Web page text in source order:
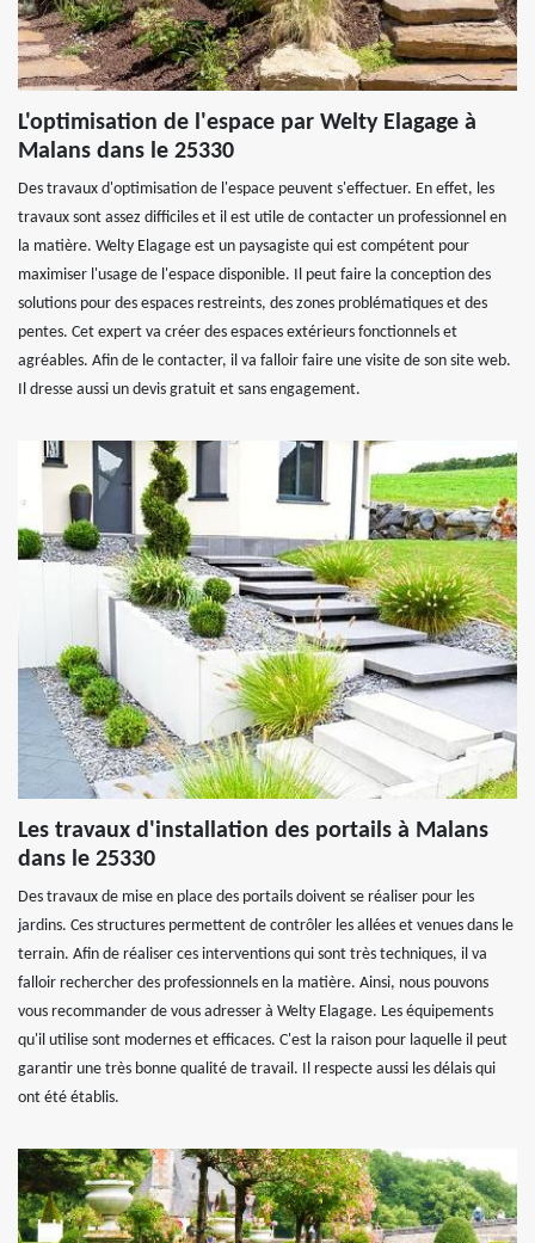
L'optimisation de l'espace par Welty Elagage à
Malans dans le 25330
Des travaux d'optimisation de l'espace peuvent s'effectuer. En effet, les
travaux sont assez difficiles et il est utile de contacter un professionnel en
la matière. Welty Elagage est un paysagiste qui est compétent pour
maximiser l'usage de l'espace disponible. Il peut faire la conception des
solutions pour des espaces restreints, des zones problématiques et des
pentes. Cet expert va créer des espaces extérieurs fonctionnels et
agréables. Afin de le contacter, il va falloir faire une visite de son site web.
Il dresse aussi un devis gratuit et sans engagement.
Les travaux d'installation des portails à Malans
dans le 25330
Des travaux de mise en place des portails doivent se réaliser pour les
jardins. Ces structures permettent de contrôler les allées et venues dans le
terrain. Afin de réaliser ces interventions qui sont très techniques, il va
falloir rechercher des professionnels en la matière. Ainsi, nous pouvons
vous recommander de vous adresser à Welty Elagage. Les équipements
qu'il utilise sont modernes et efficaces. C'est la raison pour laquelle il peut
garantir une très bonne qualité de travail. Il respecte aussi les délais qui
ont été établis.